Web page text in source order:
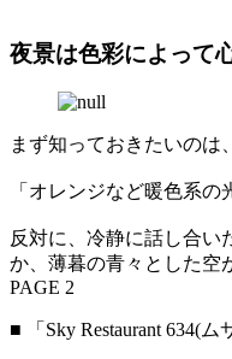
夜景は色彩によって
まず知っておきたいのは
「オレンジなど暖色系
反対に、冷静に話し合い
か、薄暮の青々とした空
PAGE 2
■ 「Sky Restaurant 634(ム